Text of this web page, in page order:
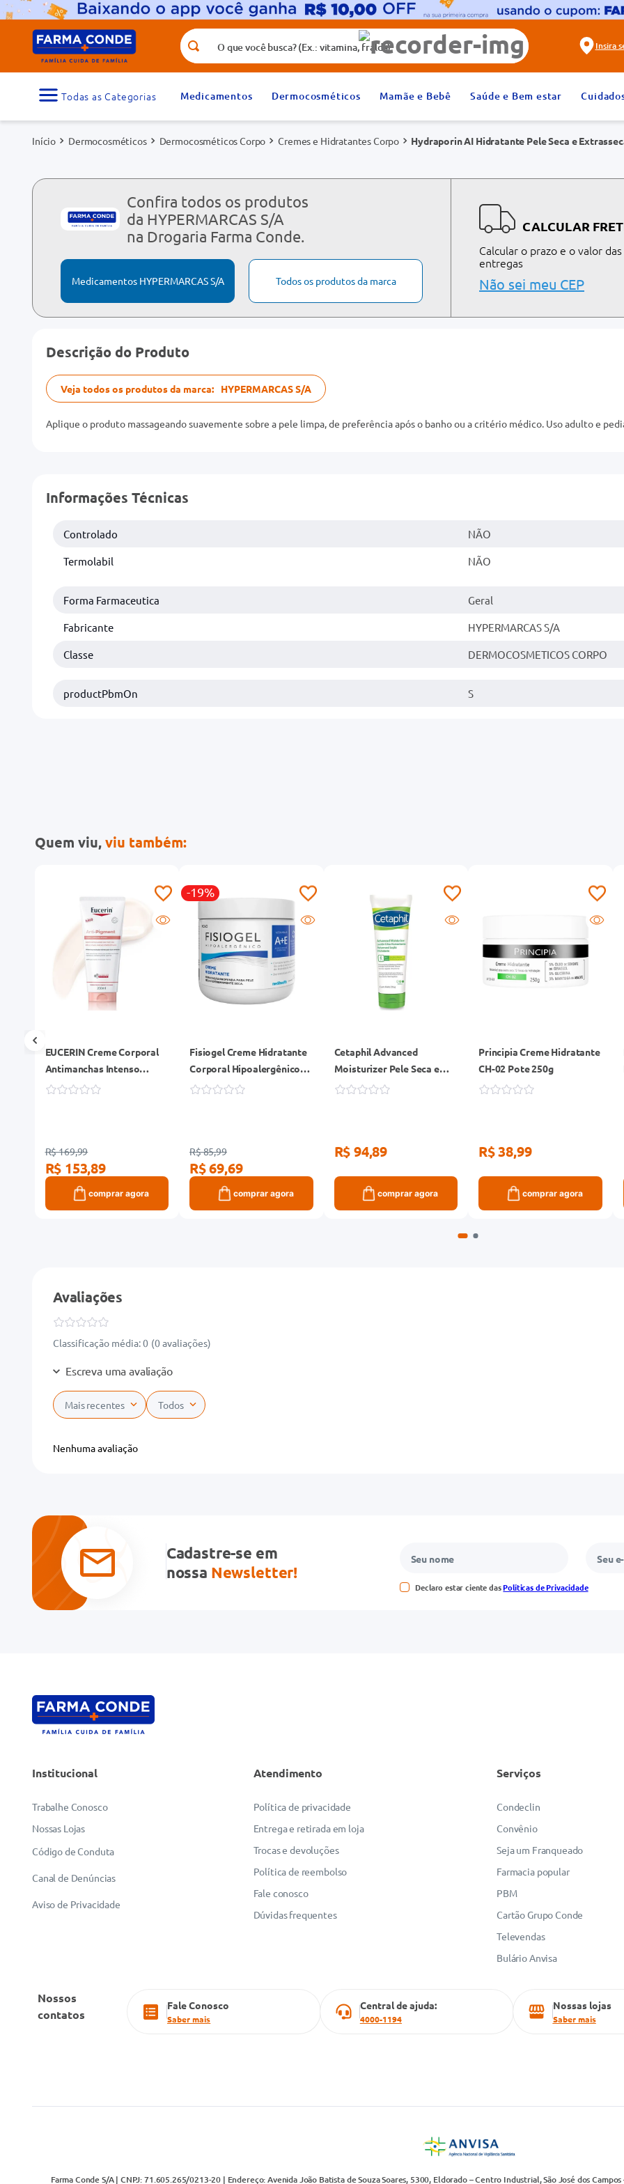
O que você busca? (Ex.: vitamina, fralda)
Insira
Medicamentos Dermocosméticos Mamãe e Bebê Saúde e Bem estar
Dermocosméticos Dermocosméticos Corpo Cremes e Hidratantes Corpo Hydraporin AI Hidratante Pele Seca e
Confira todos os produtos
da HYPERMARCAS S/A
na Drogaria Farma Conde.
Medicamentos HYPERMARCAS S/A Todos os produtos da marca
CALCULAR
Calcular o prazo e o valor das
entregas
Não sei meu CEP
Descrição do Produto
Veja todos os produtos da marca: HYPERMARCAS S/A
Aplique o produto massageando suavemente sobre a pele limpa, de preferência após o banho ou a critério médico. Uso adulto e
Informações Técnicas
Controlado NÃO
Termolabil NÃO
Forma Farmaceutica Geral
Fabricante HYPERMARCAS S/A
Classe DERMOCOSMETICOS CORPO
productPbmOn S
Quem viu,viu também:
EUCERIN Creme Corporal
Antimanchas Intenso
200ml, Anti-Pigment,
R$ 169,99
R$ 153,89
comprar agora
-19%
Fisiogel Creme Hidratante
Corporal Hipoalergênico
450g
R$ 85,99
R$ 69,69
comprar agora
Cetaphil Advanced
Moisturizer Pele Seca e
Sensível Loção 226g
R$ 94,89
comprar agora
Principia Creme Hidratante
CH-02 Pote 250g
R$ 38,99
comprar agora
Avaliações
Classificação média: 0 (0 avaliações)
Escreva uma avaliação
Adicionar avaliação
Avalie o produto de 1 a 5 estrelas
★★★
Seu nome
Mais recentes Todos
Nenhuma avaliação
Cadastre-se em
nossa Newsletter!
Declaro estar ciente dasPolíticas de Privacidade
Institucional
Trabalhe Conosco
Nossas Lojas
Código de Conduta
Canal de Denúncias
Aviso de Privacidade
Atendimento
Política de privacidade
Entrega e retirada em loja
Trocas e devoluções
Política de reembolso
Fale conosco
Dúvidas frequentes
Serviços
Condeclin
Convênio
Seja um Franqueado
Farmacia popular
PBM
Cartão Grupo Conde
Televendas
Bulário Anvisa
Nossos
contatos
Fale Conosco
Saber mais
Central de ajuda:
4000-1194
Nossas lojas
Saber mais
Farma Conde S/A | CNPJ: 71.605.265/0213-20 | Endereço: Avenida João Batista de Souza Soares, 5300, Eldorado – Centro Industrial, São José dos
Termos mais buscados
1
medicamento 2º
fralda
5
dipirona 6º
absorvente